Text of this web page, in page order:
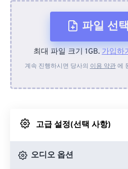
파일 선택
장치에서
Google 드라
최대 파일 크기 1GB. 가입하
계속 진행하시면 당사의 이용 약관에
고급 설정(선택 사항)
오디오 옵션